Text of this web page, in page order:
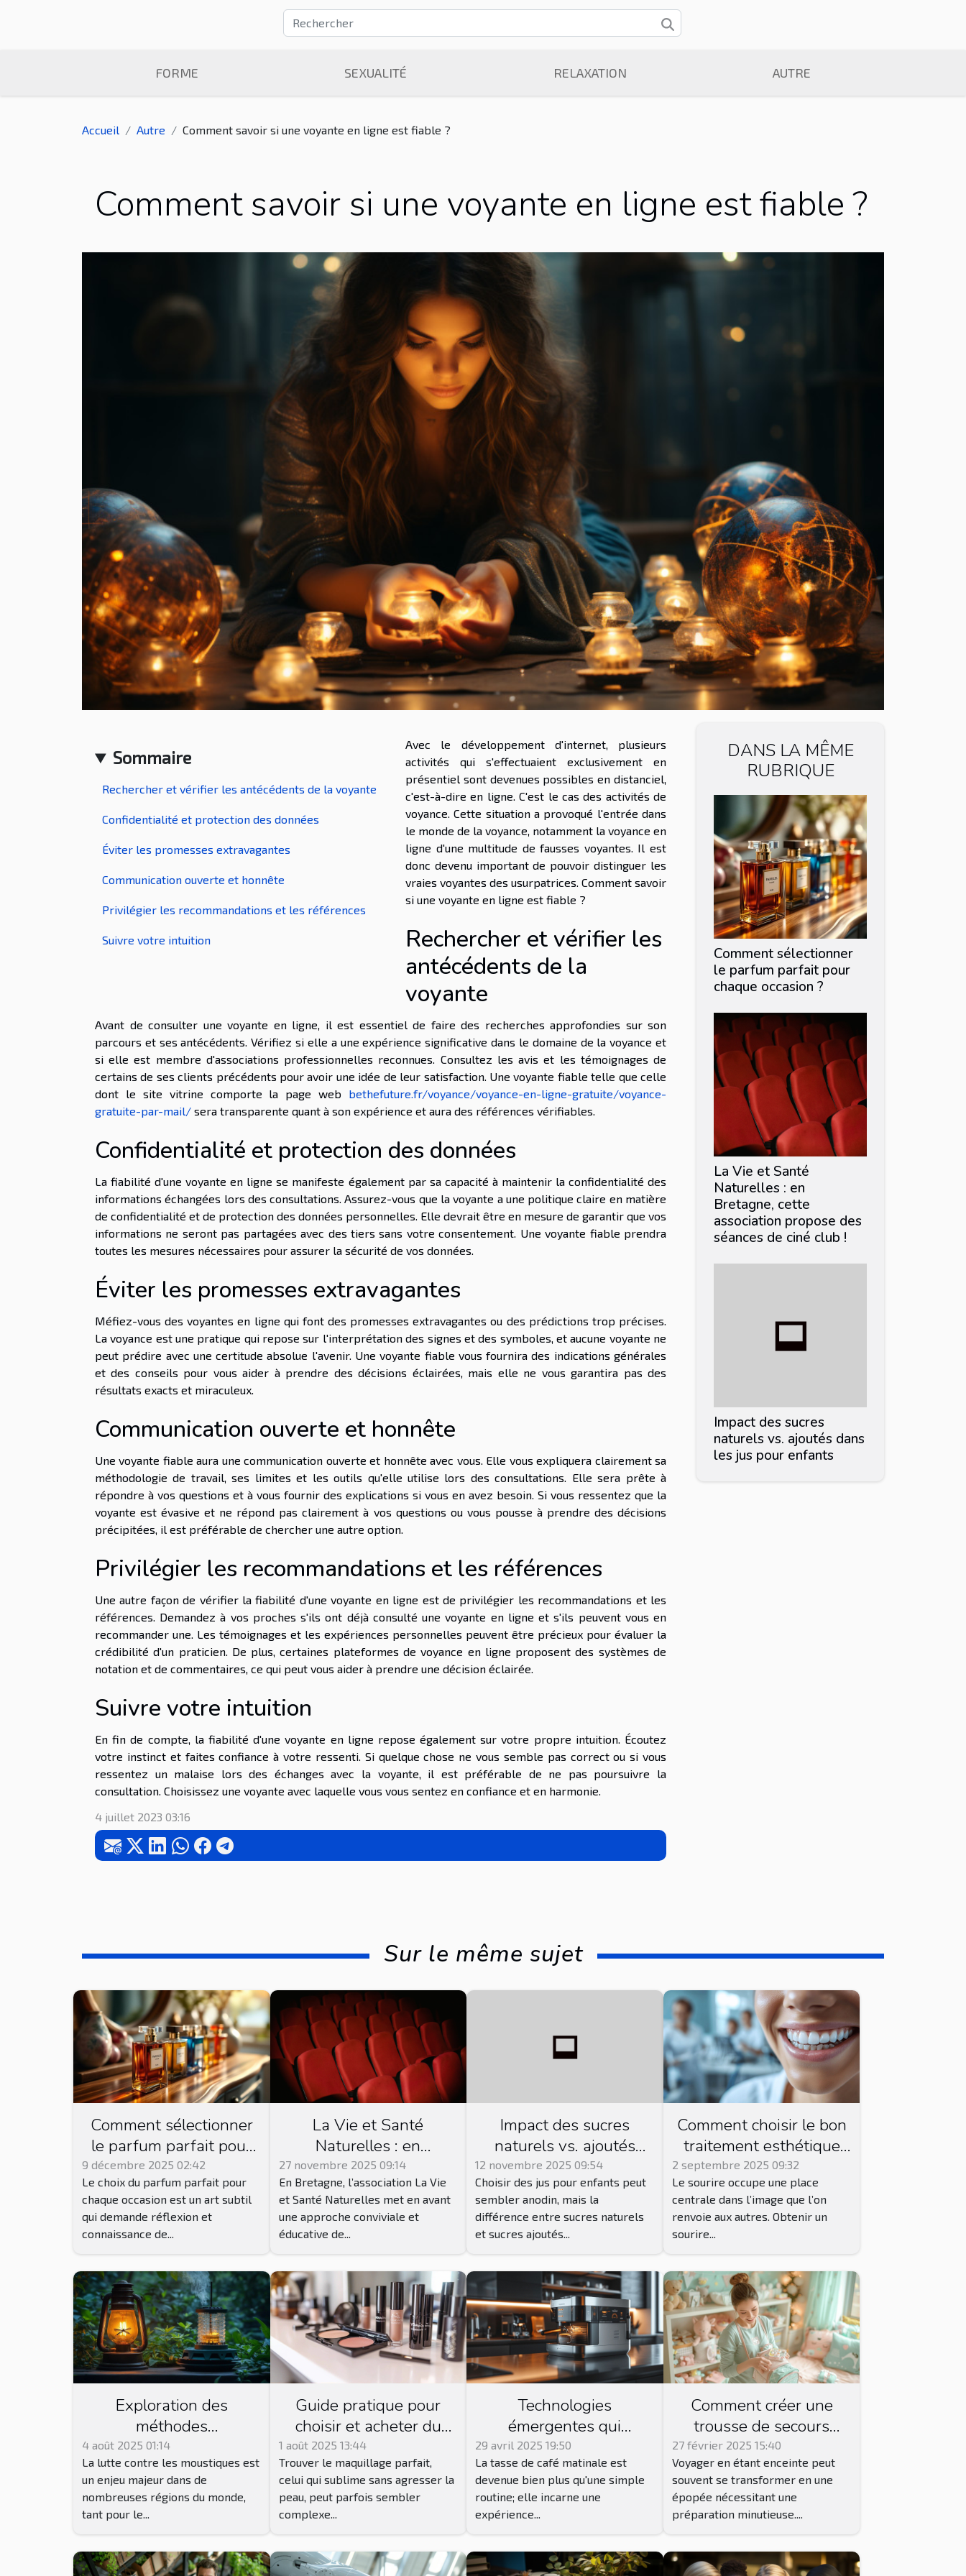
FORME SEXUALITÉ RELAXATION AUTRE
Accueil Autre Comment savoir si une voyante en ligne est fiable ?
Comment savoir si une voyante en ligne est fiable ?
Sommaire
Rechercher et vérifier les antécédents de la voyante
Confidentialité et protection des données
Éviter les promesses extravagantes
Communication ouverte et honnête
Privilégier les recommandations et les références
Suivre votre intuition
Avec le développement d'internet, plusieurs
activités qui s'effectuaient exclusivement en
présentiel sont devenues possibles en distanciel,
c'est-à-dire en ligne. C'est le cas des activités de
voyance. Cette situation a provoqué l'entrée dans
le monde de la voyance, notamment la voyance en
ligne d'une multitude de fausses voyantes. Il est
donc devenu important de pouvoir distinguer les
vraies voyantes des usurpatrices. Comment savoir
si une voyante en ligne est fiable ?
Rechercher et vérifier les
antécédents de la
voyante
Avant de consulter une voyante en ligne, il est essentiel de faire des recherches approfondies sur son
parcours et ses antécédents. Vérifiez si elle a une expérience significative dans le domaine de la voyance et
si elle est membre d'associations professionnelles reconnues. Consultez les avis et les témoignages de
certains de ses clients précédents pour avoir une idée de leur satisfaction. Une voyante fiable telle que celle
dont le site vitrine comporte la page web bethefuture.fr/voyance/voyance-en-ligne-gratuite/voyance-
gratuite-par-mail/ sera transparente quant à son expérience et aura des références vérifiables.
Confidentialité et protection des données
La fiabilité d'une voyante en ligne se manifeste également par sa capacité à maintenir la confidentialité des
informations échangées lors des consultations. Assurez-vous que la voyante a une politique claire en matière
de confidentialité et de protection des données personnelles. Elle devrait être en mesure de garantir que vos
informations ne seront pas partagées avec des tiers sans votre consentement. Une voyante fiable prendra
toutes les mesures nécessaires pour assurer la sécurité de vos données.
Éviter les promesses extravagantes
Méfiez-vous des voyantes en ligne qui font des promesses extravagantes ou des prédictions trop précises.
La voyance est une pratique qui repose sur l'interprétation des signes et des symboles, et aucune voyante ne
peut prédire avec une certitude absolue l'avenir. Une voyante fiable vous fournira des indications générales
et des conseils pour vous aider à prendre des décisions éclairées, mais elle ne vous garantira pas des
résultats exacts et miraculeux.
Communication ouverte et honnête
Une voyante fiable aura une communication ouverte et honnête avec vous. Elle vous expliquera clairement sa
méthodologie de travail, ses limites et les outils qu'elle utilise lors des consultations. Elle sera prête à
répondre à vos questions et à vous fournir des explications si vous en avez besoin. Si vous ressentez que la
voyante est évasive et ne répond pas clairement à vos questions ou vous pousse à prendre des décisions
précipitées, il est préférable de chercher une autre option.
Privilégier les recommandations et les références
Une autre façon de vérifier la fiabilité d'une voyante en ligne est de privilégier les recommandations et les
références. Demandez à vos proches s'ils ont déjà consulté une voyante en ligne et s'ils peuvent vous en
recommander une. Les témoignages et les expériences personnelles peuvent être précieux pour évaluer la
crédibilité d'un praticien. De plus, certaines plateformes de voyance en ligne proposent des systèmes de
notation et de commentaires, ce qui peut vous aider à prendre une décision éclairée.
Suivre votre intuition
En fin de compte, la fiabilité d'une voyante en ligne repose également sur votre propre intuition. Écoutez
votre instinct et faites confiance à votre ressenti. Si quelque chose ne vous semble pas correct ou si vous
ressentez un malaise lors des échanges avec la voyante, il est préférable de ne pas poursuivre la
consultation. Choisissez une voyante avec laquelle vous vous sentez en confiance et en harmonie.
4 juillet 2023 03:16
DANS LA MÊME
RUBRIQUE
Comment sélectionner
le parfum parfait pour
chaque occasion ?
La Vie et Santé
Naturelles : en
Bretagne, cette
association propose des
séances de ciné club !
Impact des sucres
naturels vs. ajoutés dans
les jus pour enfants
Sur le même sujet
Comment sélectionner
le parfum parfait pour
chaque occasion ?
9 décembre 2025 02:42
Le choix du parfum parfait pour
chaque occasion est un art subtil
qui demande réflexion et
connaissance de...
La Vie et Santé
Naturelles : en
Bretagne, cette
association propose des
séances de ciné club !
27 novembre 2025 09:14
En Bretagne, l’association La Vie
et Santé Naturelles met en avant
une approche conviviale et
éducative de...
Impact des sucres
naturels vs. ajoutés
dans les jus pour
enfants
12 novembre 2025 09:54
Choisir des jus pour enfants peut
sembler anodin, mais la
différence entre sucres naturels
et sucres ajoutés...
Comment choisir le bon
traitement esthétique
dentaire pour votre
sourire ?
2 septembre 2025 09:32
Le sourire occupe une place
centrale dans l’image que l’on
renvoie aux autres. Obtenir un
sourire...
Exploration des
méthodes
traditionnelles et
modernes de lutte
contre les moustiques
4 août 2025 01:14
La lutte contre les moustiques est
un enjeu majeur dans de
nombreuses régions du monde,
tant pour le...
Guide pratique pour
choisir et acheter du
maquillage Younique
adapté à votre peau
1 août 2025 13:44
Trouver le maquillage parfait,
celui qui sublime sans agresser la
peau, peut parfois sembler
complexe...
Technologies
émergentes qui
transforment
l'expérience du café
29 avril 2025 19:50
La tasse de café matinale est
devenue bien plus qu'une simple
routine; elle incarne une
expérience...
Comment créer une
trousse de secours
idéale pour les futures
mamans en voyage
27 février 2025 15:40
Voyager en étant enceinte peut
souvent se transformer en une
épopée nécessitant une
préparation minutieuse....